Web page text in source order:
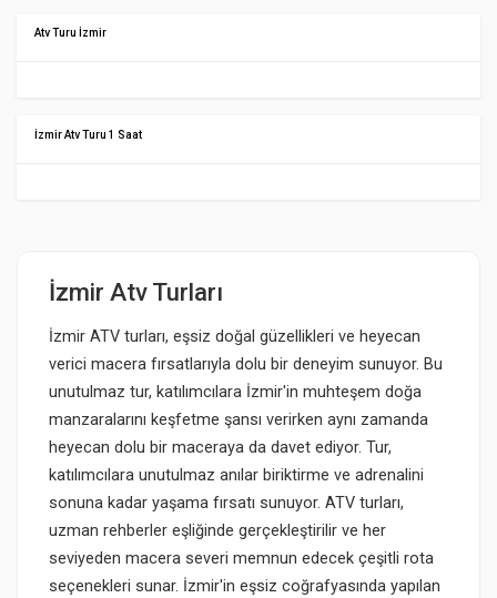
Atv Turu İzmir
İzmir Atv Turu 1 Saat
İzmir Atv Turları
İzmir ATV turları, eşsiz doğal güzellikleri ve heyecan
verici macera fırsatlarıyla dolu bir deneyim sunuyor. Bu
unutulmaz tur, katılımcılara İzmir'in muhteşem doğa
manzaralarını keşfetme şansı verirken aynı zamanda
heyecan dolu bir maceraya da davet ediyor. Tur,
katılımcılara unutulmaz anılar biriktirme ve adrenalini
sonuna kadar yaşama fırsatı sunuyor. ATV turları,
uzman rehberler eşliğinde gerçekleştirilir ve her
seviyeden macera severi memnun edecek çeşitli rota
seçenekleri sunar. İzmir'in eşsiz coğrafyasında yapılan